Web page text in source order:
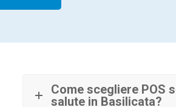
Come scegliere POS
salute in Basilicata?